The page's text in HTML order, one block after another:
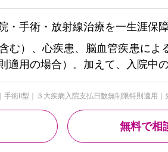
・手術・放射線治療を一生涯保障
む）、心疾患、脳血管疾患に
適用の場合）。加えて、入院中
術Ⅱ型｜３大疾病入院支払日数無制限特則適用
無料で相